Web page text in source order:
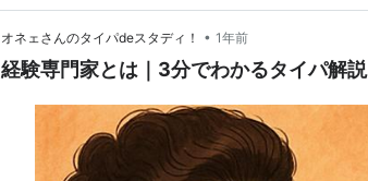
オネェさんのタイパdeスタディ！ • 1年前
経験専門家とは｜3分でわかるタイパ解説